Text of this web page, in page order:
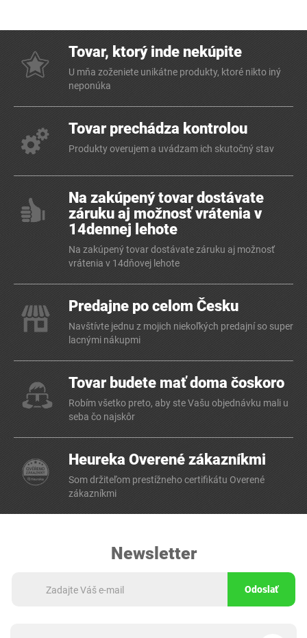
Tovar, ktorý inde nekúpite
U mňa zoženiete unikátne produkty, ktoré nikto iný
neponúka
Tovar prechádza kontrolou
Produkty overujem a uvádzam ich skutočný stav
Na zakúpený tovar dostávate
záruku aj možnosť vrátenia v
14dennej lehote
Na zakúpený tovar dostávate záruku aj možnosť
vrátenia v 14dňovej lehote
Predajne po celom Česku
Navštívte jednu z mojich niekoľkých predajní so super
lacnými nákupmi
Tovar budete mať doma čoskoro
Robím všetko preto, aby ste Vašu objednávku mali u
seba čo najskôr
Heureka Overené zákazníkmi
Som držiteľom prestížneho certifikátu Overené
zákazníkmi
Newsletter
Odoslať